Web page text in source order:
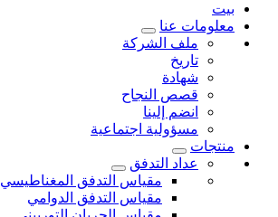
بيت
معلومات عنا
ملف الشركة
تاريخ
شهادة
قصص النجاح
انضم إلينا
مسؤولية اجتماعية
منتجات
عداد التدفق
مقياس التدفق المغناطيسي
مقياس التدفق الدوامي